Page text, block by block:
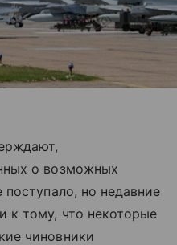
о возможных
поступало, но недавние
к тому, что некоторые
чиновники